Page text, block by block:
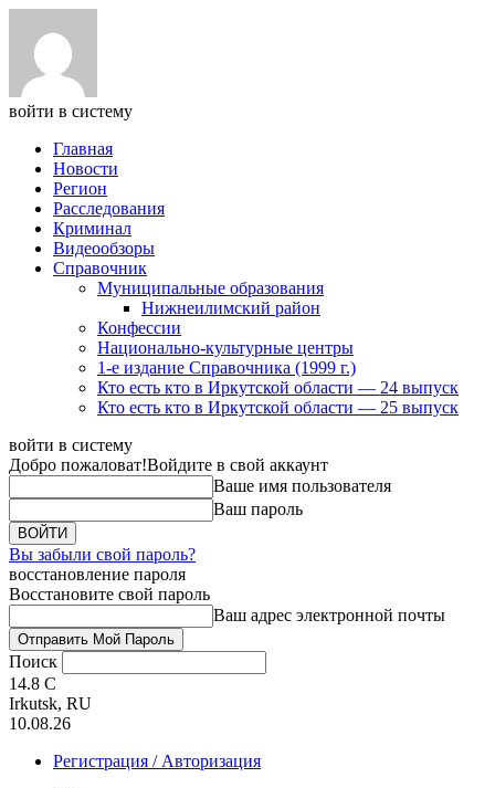
войти в систему
Главная
Новости
Регион
Расследования
Криминал
Видеообзоры
Справочник
Муниципальные образования
Нижнеилимский район
Конфессии
Национально-культурные центры
1-е издание Справочника (1999 г.)
Кто есть кто в Иркутской области — 24 выпуск
Кто есть кто в Иркутской области — 25 выпуск
войти в систему
Добро пожаловат!Войдите в свой аккаунт
Ваше имя пользователя
Ваш пароль
Вы забыли свой пароль?
восстановление пароля
Восстановите свой пароль
Ваш адрес электронной почты
Поиск
14.8 C
Irkutsk, RU
10.08.26
Регистрация / Авторизация